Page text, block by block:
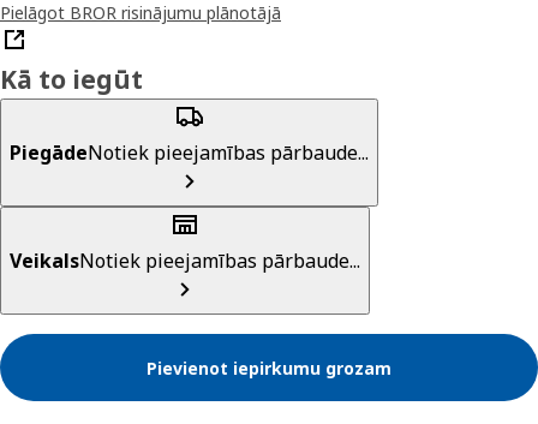
Pielāgot BROR risinājumu plānotājā
Kā to iegūt
PiegādeNotiek pieejamības pārbaude...
VeikalsNotiek pieejamības pārbaude...
Pievienot iepirkumu grozam